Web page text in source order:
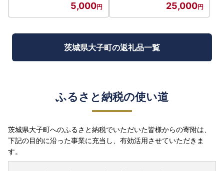
5,000
入り）｜茨城県 大子町 奥久
慈 袋田 奥久慈しゃも生産組
肉 からあげ ささみ 冷凍（A
R007）
25,000
茨城県大子町の返礼品一覧
ふるさと納税の使い道
茨城県大子町へのふるさと納税でいただいた皆様からの寄附は、
下記の目的に沿った事業に充当し、有効活用させていただきま
す。